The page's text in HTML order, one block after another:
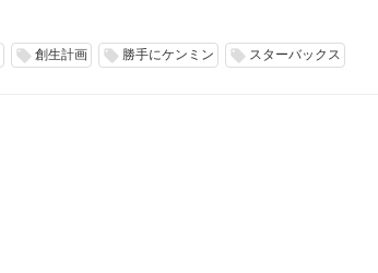
local_offer 創生計画 local_offer 勝手にケンミン local_offer スターバックス